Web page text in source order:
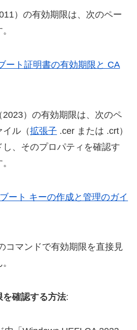
）の有効期限は、次のペー
ート証明書の有効期限と CA
）の有効期限は、次のペ
ル（拡張子 .cer または .crt）
、そのプロパティを確認す
ート キーの作成と管理のガイ
コマンドで有効期限を直接見
確認する方法: